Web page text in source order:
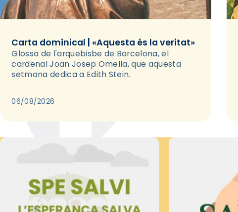
Carta dominical | «Aquesta és la veritat»
Glossa de l'arquebisbe de Barcelona, el
cardenal Joan Josep Omella, que aquesta
setmana dedica a Edith Stein.
06/08/2026